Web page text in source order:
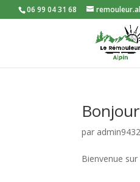
06 99 04 31 68
par admin9432
Bienvenue